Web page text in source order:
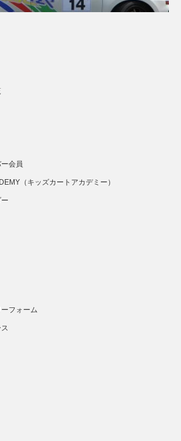
会員
（キッズカートアカデミー）
フォーム